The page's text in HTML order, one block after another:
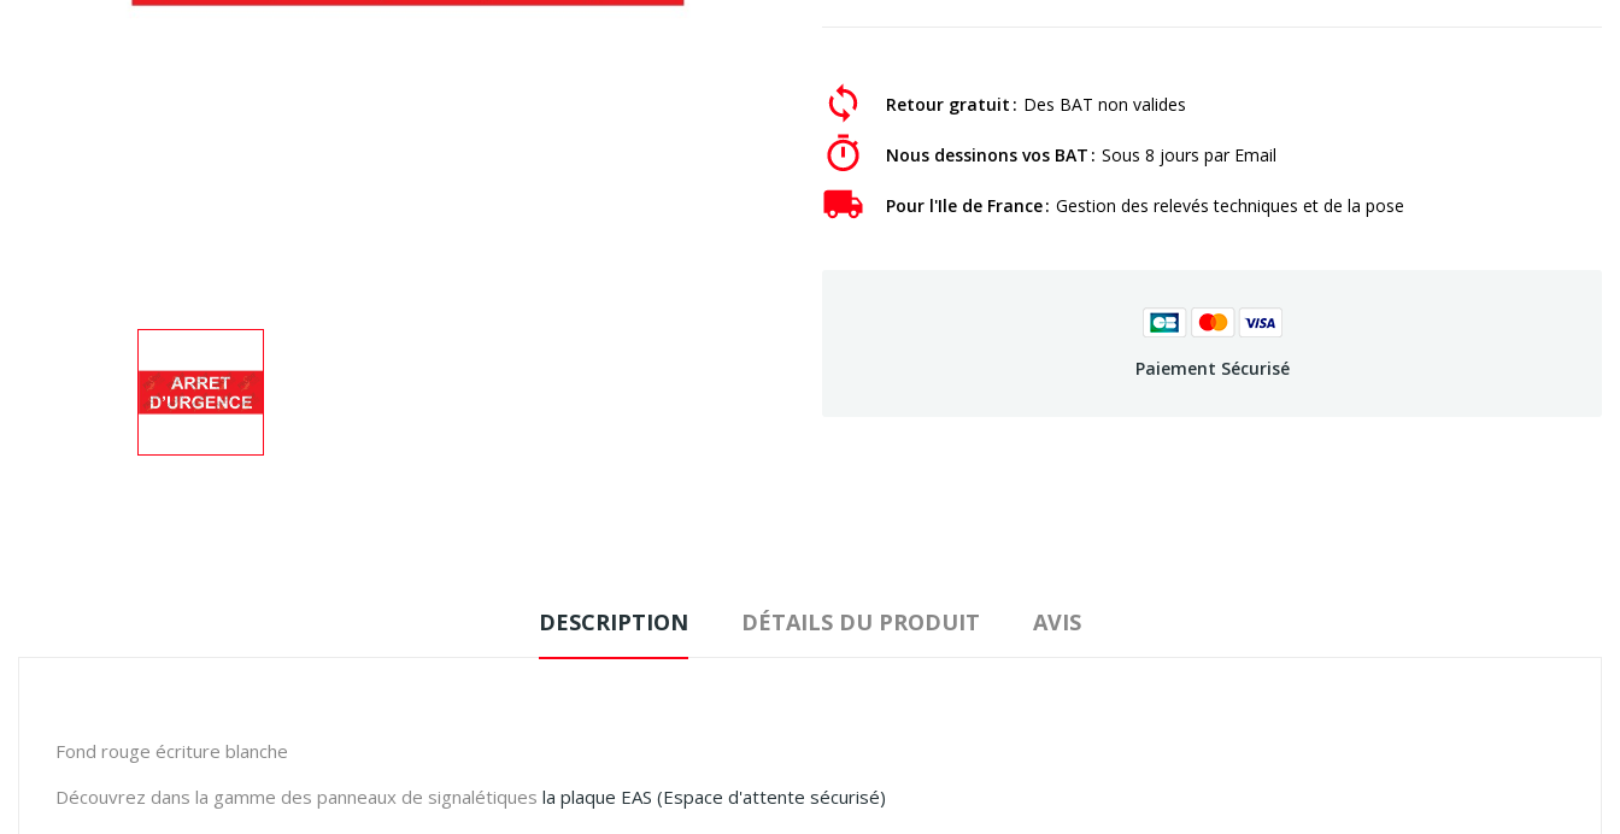
Retour gratuit Des BAT non valides
Nous dessinons vos BAT Sous 8 jours par Email
Pour l'Ile de France Gestion des relevés techniques et de la pose
Paiement Sécurisé
DESCRIPTION DÉTAILS DU PRODUIT AVIS
Fond rouge écriture blanche
Découvrez dans la gamme des panneaux de signalétiques la plaque EAS (Espace d'attente sécurisé)